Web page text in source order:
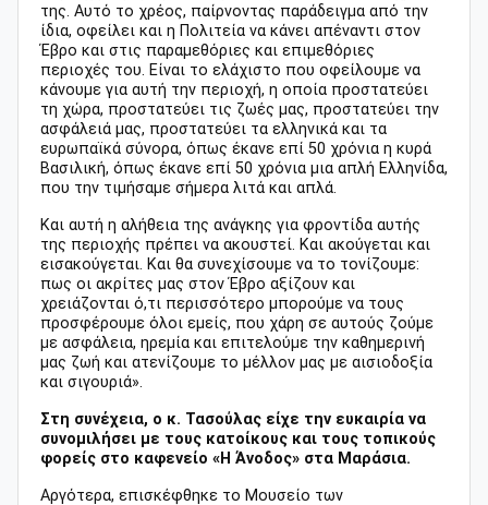
της. Αυτό το χρέος, παίρνοντας παράδειγμα από την
ίδια, οφείλει και η Πολιτεία να κάνει απέναντι στον
Έβρο και στις παραμεθόριες και επιμεθόριες
περιοχές του. Είναι το ελάχιστο που οφείλουμε να
κάνουμε για αυτή την περιοχή, η οποία προστατεύει
τη χώρα, προστατεύει τις ζωές μας, προστατεύει την
ασφάλειά μας, προστατεύει τα ελληνικά και τα
ευρωπαϊκά σύνορα, όπως έκανε επί 50 χρόνια η κυρά
Βασιλική, όπως έκανε επί 50 χρόνια μια απλή Ελληνίδα,
που την τιμήσαμε σήμερα λιτά και απλά.
Και αυτή η αλήθεια της ανάγκης για φροντίδα αυτής
της περιοχής πρέπει να ακουστεί. Και ακούγεται και
εισακούγεται. Και θα συνεχίσουμε να το τονίζουμε:
πως οι ακρίτες μας στον Έβρο αξίζουν και
χρειάζονται ό,τι περισσότερο μπορούμε να τους
προσφέρουμε όλοι εμείς, που χάρη σε αυτούς ζούμε
με ασφάλεια, ηρεμία και επιτελούμε την καθημερινή
μας ζωή και ατενίζουμε το μέλλον μας με αισιοδοξία
και σιγουριά».
Στη συνέχεια, ο κ. Τασούλας είχε την ευκαιρία να
συνομιλήσει με τους κατοίκους και τους τοπικούς
φορείς στο καφενείο «Η Άνοδος» στα Μαράσια.
Αργότερα, επισκέφθηκε το Μουσείο των